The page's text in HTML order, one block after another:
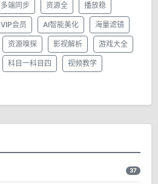
多端同步 资源全 播放稳
VIP会员 AI智能美化 海量滤镜
资源嗅探 影视解析 游戏大全
科目一科目四 视频教学
37